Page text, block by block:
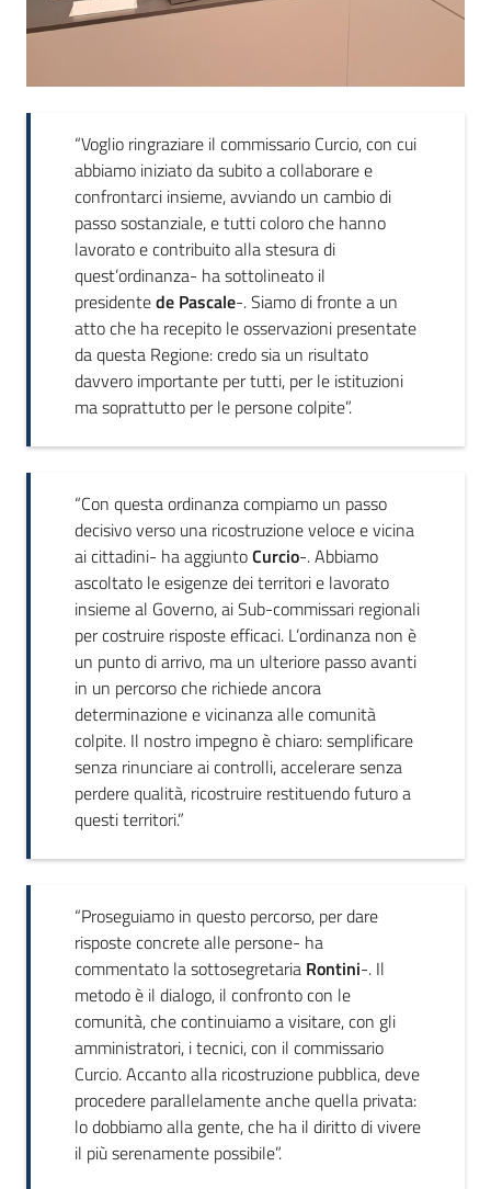
“Voglio ringraziare il commissario Curcio, con cui
abbiamo iniziato da subito a collaborare e
confrontarci insieme, avviando un cambio di
passo sostanziale, e tutti coloro che hanno
lavorato e contribuito alla stesura di
quest’ordinanza- ha sottolineato il
presidentede Pascale-. Siamo di fronte a un
atto che ha recepito le osservazioni presentate
da questa Regione: credo sia un risultato
davvero importante per tutti, per le istituzioni
ma soprattutto per le persone colpite”.
“Con questa ordinanza compiamo un passo
decisivo verso una ricostruzione veloce e vicina
ai cittadini- ha aggiuntoCurcio-. Abbiamo
ascoltato le esigenze dei territori e lavorato
insieme al Governo, ai Sub-commissari regionali
per costruire risposte efficaci. L’ordinanza non è
un punto di arrivo, ma un ulteriore passo avanti
in un percorso che richiede ancora
determinazione e vicinanza alle comunità
colpite. Il nostro impegno è chiaro: semplificare
senza rinunciare ai controlli, accelerare senza
perdere qualità, ricostruire restituendo futuro a
questi territori.”
“Proseguiamo in questo percorso, per dare
risposte concrete alle persone- ha
commentato la sottosegretaria Rontini-. Il
metodo è il dialogo, il confronto con le
comunità, che continuiamo a visitare, con gli
amministratori, i tecnici, con il commissario
Curcio. Accanto alla ricostruzione pubblica, deve
procedere parallelamente anche quella privata:
lo dobbiamo alla gente, che ha il diritto di vivere
il più serenamente possibile”.